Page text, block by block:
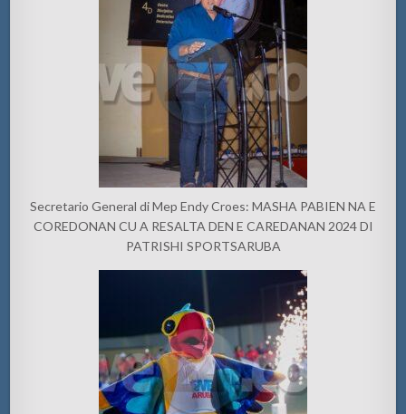
Secretario General di Mep Endy Croes: MASHA PABIEN NA E
COREDONAN CU A RESALTA DEN E CAREDANAN 2024 DI
PATRISHI SPORTSARUBA